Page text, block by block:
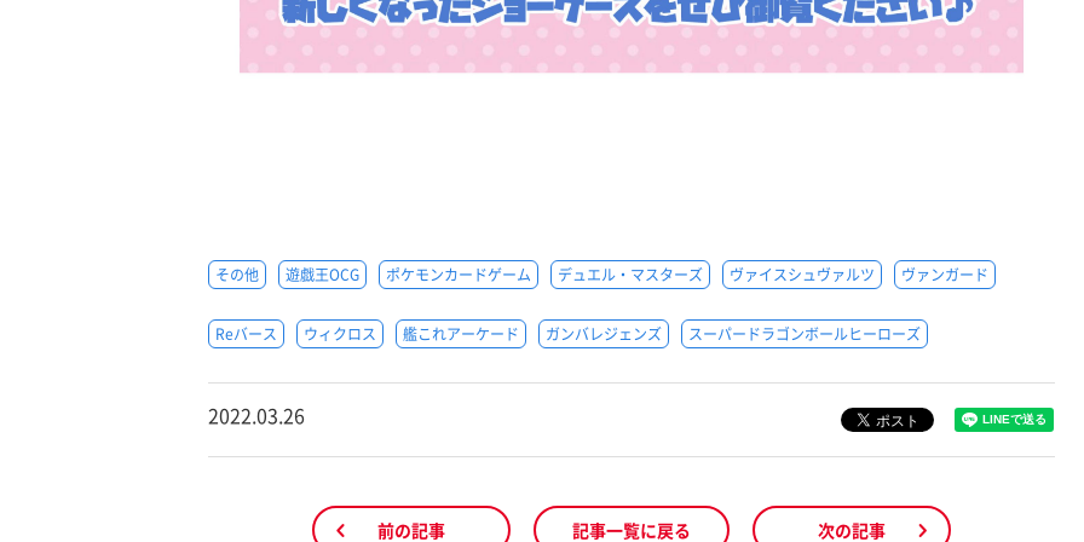
その他 遊戯王OCG ポケモンカードゲーム デュエル・マスターズ ヴァイスシュヴァルツ ヴァンガード
Reバース ウィクロス 艦これアーケード ガンバレジェンズ スーパードラゴンボールヒーローズ
2022.03.26
前の記事 記事一覧に戻る 次の記事